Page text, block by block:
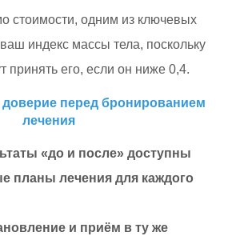
стоимости, одним из ключевых
индекс массы тела, поскольку
принять его, если он ниже 0,4.
доверие перед бронированием
лечения
«до и после» доступны
планы лечения для каждого
и приём в ту же